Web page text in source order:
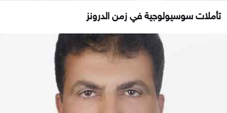
تأملات سوسيولوجية في زمن الدرونز